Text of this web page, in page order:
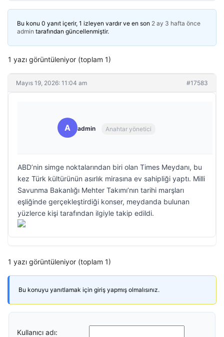
Bu konu 0 yanıt içerir, 1 izleyen vardır ve en son 2 ay 3 hafta önce
admin tarafından güncellenmiştir.
1 yazı görüntüleniyor (toplam 1)
Mayıs 19, 2026: 11:04 am #17583
A admin Anahtar yönetici
ABD’nin simge noktalarından biri olan Times Meydanı, bu
kez Türk kültürünün asırlık mirasına ev sahipliği yaptı. Milli
Savunma Bakanlığı Mehter Takımı’nın tarihi marşları
eşliğinde gerçekleştirdiği konser, meydanda bulunan
yüzlerce kişi tarafından ilgiyle takip edildi.
1 yazı görüntüleniyor (toplam 1)
Bu konuyu yanıtlamak için giriş yapmış olmalısınız.
Kullanıcı adı: